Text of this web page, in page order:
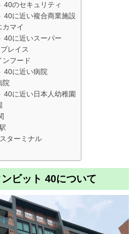
40のセキュリティ
40に近い複合商業施設
カマイ
40に近いスーパー
レイス
ンフード
40に近い病院
院
40に近い日本人幼稚園
ターミナル
ビット 40について